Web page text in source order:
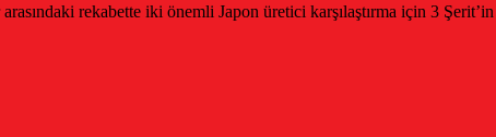
rekabette iki önemli Japon üretici karşılaştırma için 3